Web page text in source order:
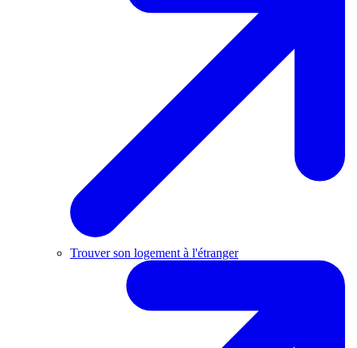
Trouver son logement à l'étranger